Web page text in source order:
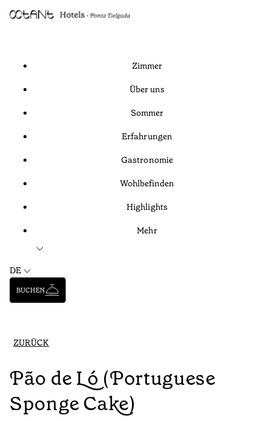
Zimmer
Über uns
Sommer
Erfahrungen
Gastronomie
Wohlbefinden
Highlights
Mehr
DE
BUCHEN
ZURÜCK
Pão de Ló (Portuguese
Sponge Cake)